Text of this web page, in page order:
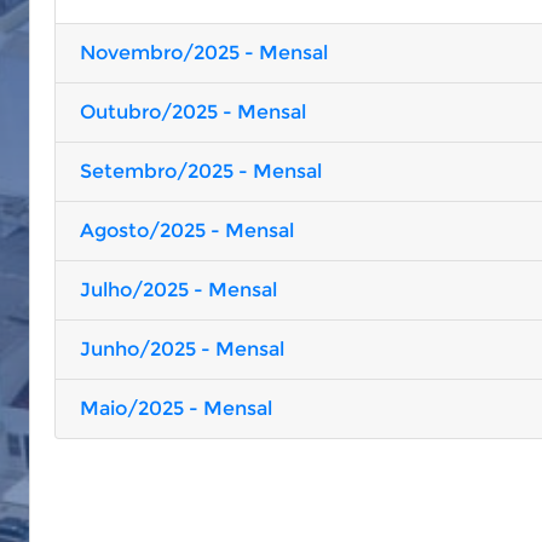
Novembro/2025 - Mensal
Outubro/2025 - Mensal
Setembro/2025 - Mensal
Agosto/2025 - Mensal
Julho/2025 - Mensal
Junho/2025 - Mensal
Maio/2025 - Mensal